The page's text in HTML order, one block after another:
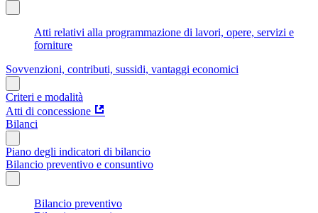
Atti relativi alla programmazione di lavori, opere, servizi e
forniture
Sovvenzioni, contributi, sussidi, vantaggi economici
Criteri e modalità
Atti di concessione
Bilanci
Piano degli indicatori di bilancio
Bilancio preventivo e consuntivo
Bilancio preventivo